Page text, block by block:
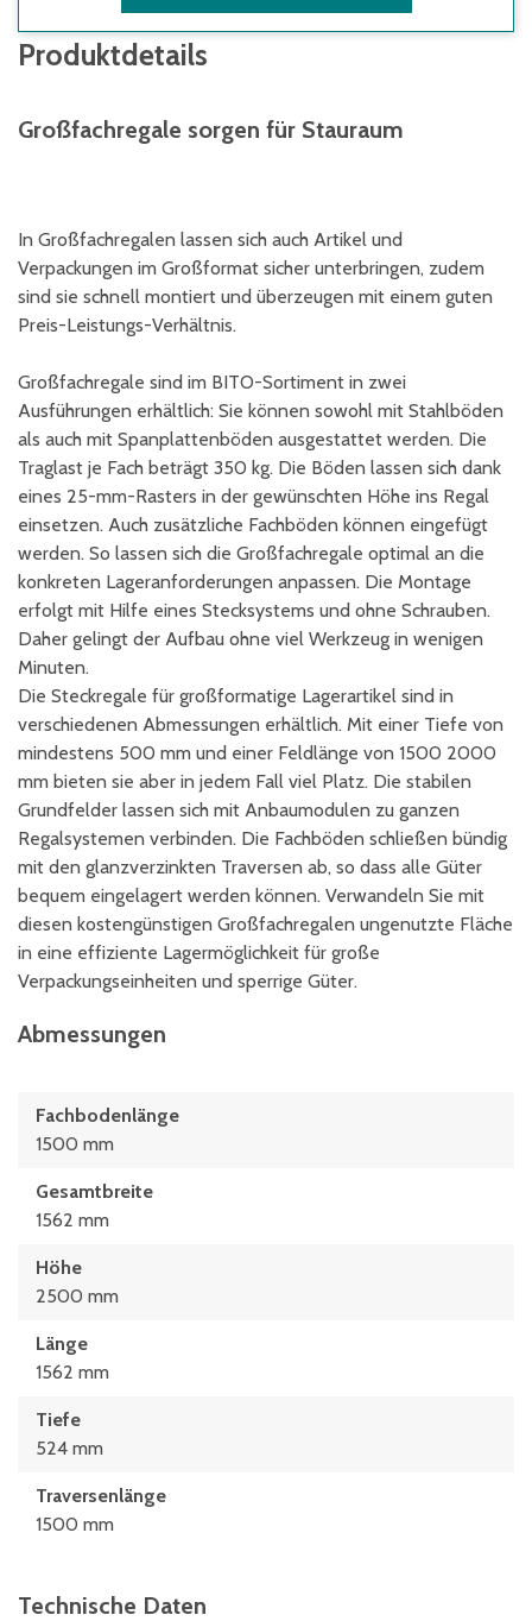
Produktdetails
Großfachregale sorgen für Stauraum
In Großfachregalen lassen sich auch Artikel und
Verpackungen im Großformat sicher unterbringen, zudem
sind sie schnell montiert und überzeugen mit einem guten
Preis-Leistungs-Verhältnis.
Großfachregale sind im BITO-Sortiment in zwei
Ausführungen erhältlich: Sie können sowohl mit Stahlböden
als auch mit Spanplattenböden ausgestattet werden. Die
Traglast je Fach beträgt 350 kg. Die Böden lassen sich dank
eines 25-mm-Rasters in der gewünschten Höhe ins Regal
einsetzen. Auch zusätzliche Fachböden können eingefügt
werden. So lassen sich die Großfachregale optimal an die
konkreten Lageranforderungen anpassen. Die Montage
erfolgt mit Hilfe eines Stecksystems und ohne Schrauben.
Daher gelingt der Aufbau ohne viel Werkzeug in wenigen
Minuten.
Die Steckregale für großformatige Lagerartikel sind in
verschiedenen Abmessungen erhältlich. Mit einer Tiefe von
mindestens 500 mm und einer Feldlänge von 1500 2000
mm bieten sie aber in jedem Fall viel Platz. Die stabilen
Grundfelder lassen sich mit Anbaumodulen zu ganzen
Regalsystemen verbinden. Die Fachböden schließen bündig
mit den glanzverzinkten Traversen ab, so dass alle Güter
bequem eingelagert werden können. Verwandeln Sie mit
diesen kostengünstigen Großfachregalen ungenutzte Fläche
in eine effiziente Lagermöglichkeit für große
Verpackungseinheiten und sperrige Güter.
Abmessungen
Fachbodenlänge
1500 mm
Gesamtbreite
1562 mm
Höhe
2500 mm
Länge
1562 mm
Tiefe
524 mm
Traversenlänge
1500 mm
Technische Daten